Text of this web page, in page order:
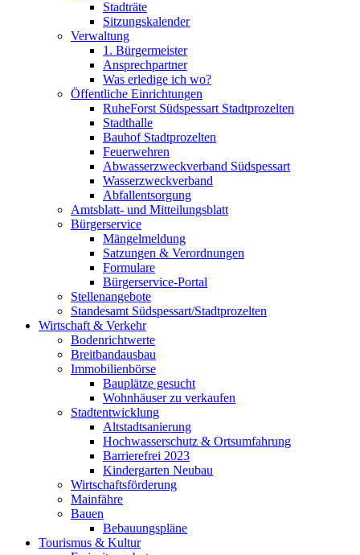
Stadträte
Sitzungskalender
Verwaltung
1. Bürgermeister
Ansprechpartner
Was erledige ich wo?
Öffentliche Einrichtungen
RuheForst Südspessart Stadtprozelten
Stadthalle
Bauhof Stadtprozelten
Feuerwehren
Abwasserzweckverband Südspessart
Wasserzweckverband
Abfallentsorgung
Amtsblatt- und Mitteilungsblatt
Bürgerservice
Mängelmeldung
Satzungen & Verordnungen
Formulare
Bürgerservice-Portal
Stellenangebote
Standesamt Südspessart/Stadtprozelten
Wirtschaft & Verkehr
Bodenrichtwerte
Breitbandausbau
Immobilienbörse
Bauplätze gesucht
Wohnhäuser zu verkaufen
Stadtentwicklung
Altstadtsanierung
Hochwasserschutz & Ortsumfahrung
Barrierefrei 2023
Kindergarten Neubau
Wirtschaftsförderung
Mainfähre
Bauen
Bebauungspläne
Tourismus & Kultur